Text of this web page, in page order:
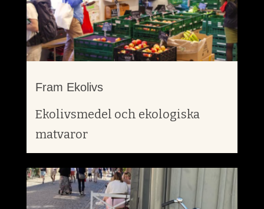
Fram Ekolivs
Ekolivsmedel och ekologiska
matvaror